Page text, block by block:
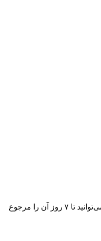
در صورت وجود مشکل در سفارش، می‌توانید تا ۷ روز آن را مرجوع